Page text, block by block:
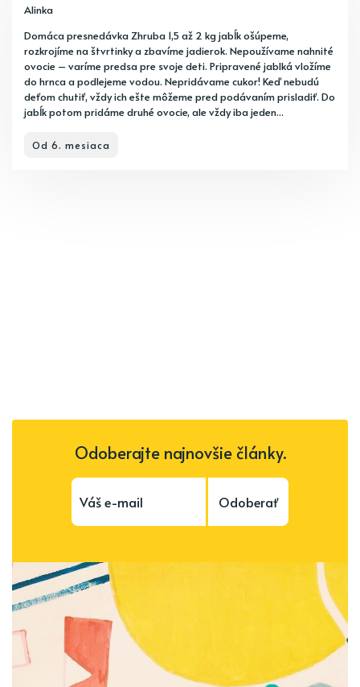
Alinka
Domáca presnedávka Zhruba 1,5 až 2 kg jabĺk ošúpeme,
rozkrojíme na štvrtinky a zbavíme jadierok. Nepoužívame nahnité
ovocie – varíme predsa pre svoje deti. Pripravené jablká vložíme
do hrnca a podlejeme vodou. Nepridávame cukor! Keď nebudú
deťom chutiť, vždy ich ešte môžeme pred podávaním prisladiť. Do
jabĺk potom pridáme druhé ovocie, ale vždy iba jeden...
Od 6. mesiaca
Odoberajte najnovšie články.
Odoberať